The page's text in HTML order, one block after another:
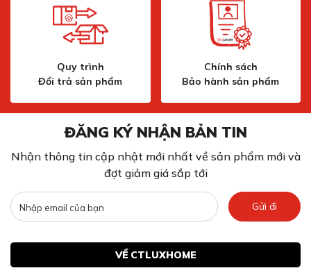
Quy trình
Đổi trả sản phẩm
Chính sách
Bảo hành sản phẩm
ĐĂNG KÝ NHẬN BẢN TIN
Nhận thông tin cập nhật mới nhất về sản phẩm mới và
đợt giảm giá sắp tới
Gửi đi
VỀ CTLUXHOME